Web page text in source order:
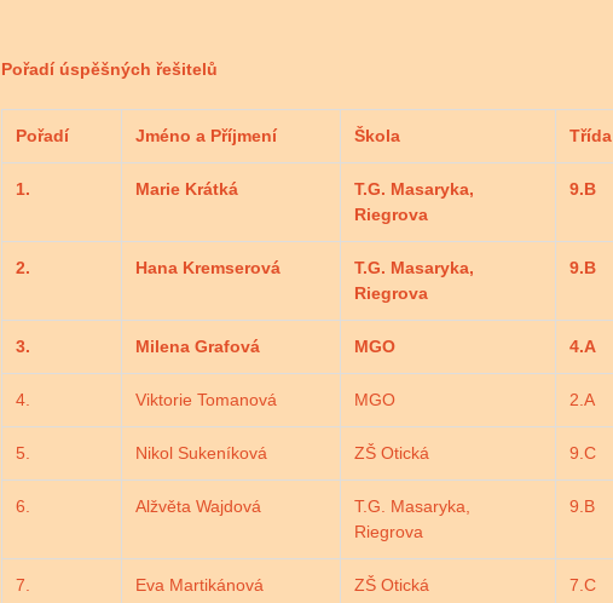
Pořadí úspěšných řešitelů
Pořadí Jméno a Příjmení Škola Třída
1. Marie Krátká
T.G. Masaryka,
Riegrova
9.B
2. Hana Kremserová
T.G. Masaryka,
Riegrova
9.B
3. Milena Grafová MGO 4.A
4. Viktorie Tomanová MGO 2.A
5. Nikol Sukeníková ZŠ Otická 9.C
6. Alžvěta Wajdová
T.G. Masaryka,
Riegrova
9.B
7. Eva Martikánová ZŠ Otická 7.C